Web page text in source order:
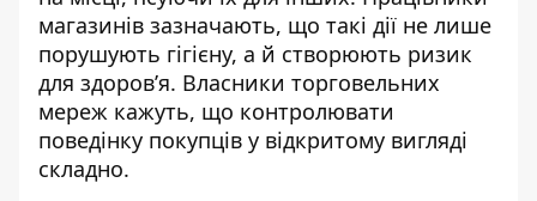
магазинів зазначають, що такі дії не лише
порушують гігієну, а й створюють ризик
для здоров’я. Власники торговельних
мереж кажуть, що контролювати
поведінку покупців у відкритому вигляді
складно.